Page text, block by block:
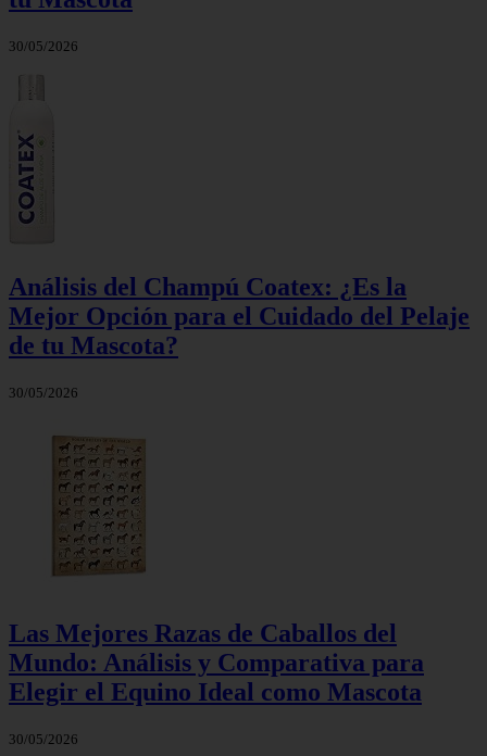
30/05/2026
Análisis del Champú Coatex: ¿Es la
Mejor Opción para el Cuidado del Pelaje
de tu Mascota?
30/05/2026
Las Mejores Razas de Caballos del
Mundo: Análisis y Comparativa para
Elegir el Equino Ideal como Mascota
30/05/2026